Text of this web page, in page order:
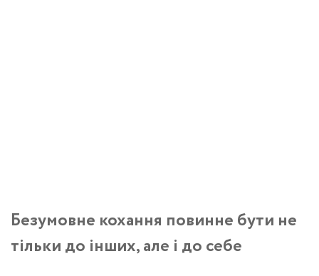
Безумовне кохання повинне бути не
тільки до інших, але і до себе